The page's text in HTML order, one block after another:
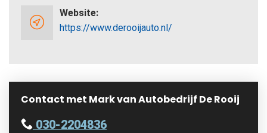
Website:
https://www.derooijauto.nl/
Contact met Mark van Autobedrijf De Rooij
030-2204836